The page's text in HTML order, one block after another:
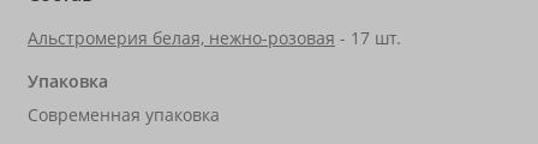
Альстромерия белая, нежно-розовая - 17 шт.
Упаковка
Современная упаковка